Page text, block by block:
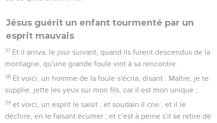
Jésus guérit un enfant tourmenté par un
esprit mauvais
37 Et il arriva, le jour suivant, quand ils furent descendus de la
montagne, qu'une grande foule vint à sa rencontre.
38 Et voici, un homme de la foule s'écria, disant : Maître, je te
supplie, jette les yeux sur mon fils, car il est mon unique ;
39 et voici, un esprit le saisit ; et soudain il crie ; et il le
déchire, en le faisant écumer ; et c'est à peine s'il se retire de